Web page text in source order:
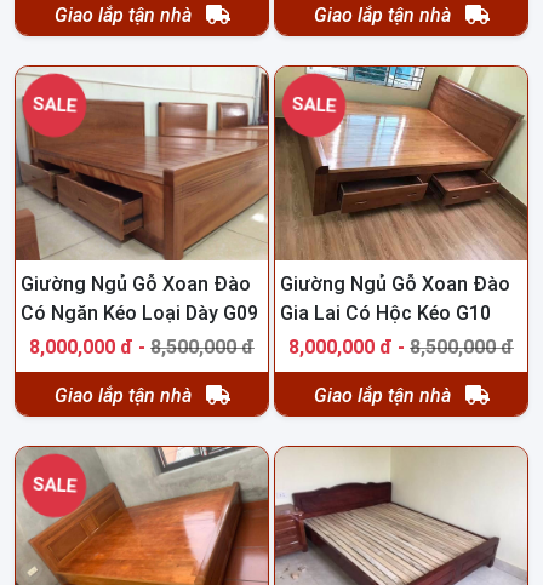
Giao lắp tận nhà Giao lắp tận nhà
SALE
Giường Ngủ Gỗ Xoan Đào
Có Ngăn Kéo Loại Dày G09
8,000,000 đ - 8,500,000 đ
Giao lắp tận nhà
SALE
Giường Ngủ Gỗ Xoan Đào
Gia Lai Có Hộc Kéo G10
8,000,000 đ - 8,500,000 đ
Giao lắp tận nhà
SALE